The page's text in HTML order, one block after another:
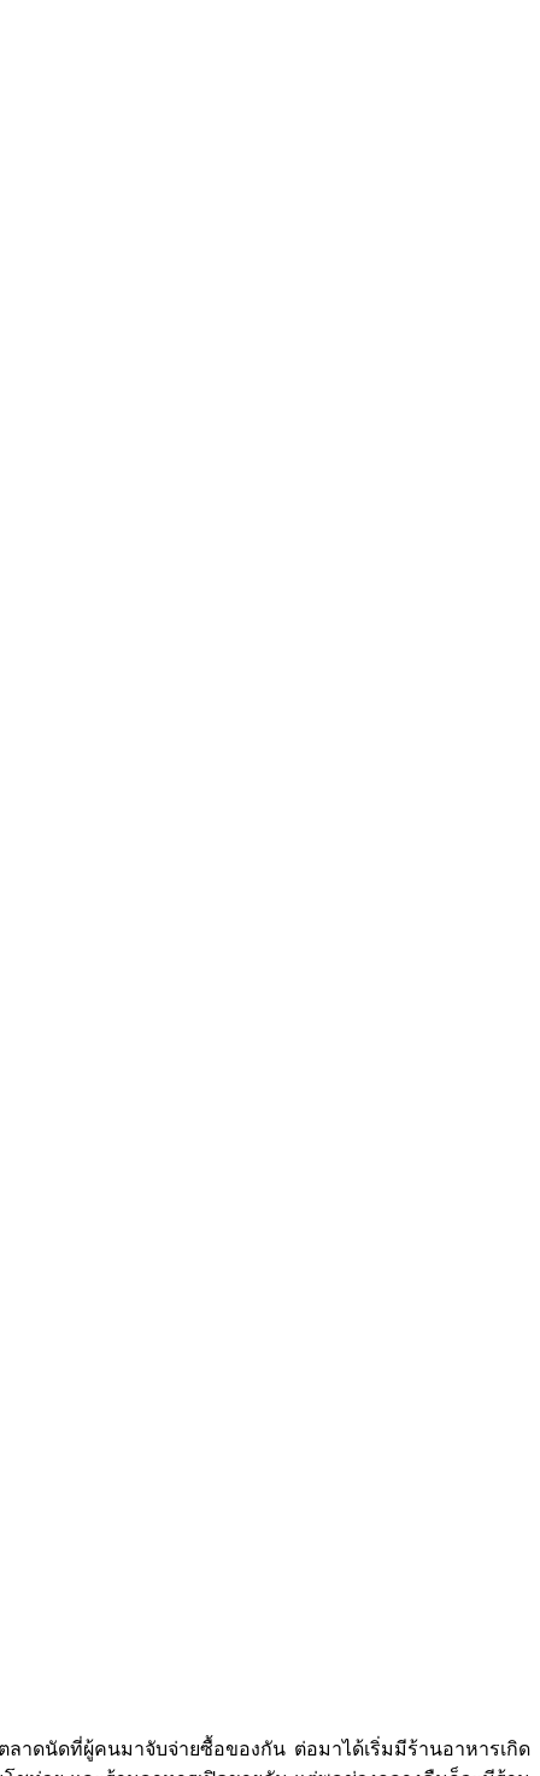
าดนัดที่ผู้คนมาจับจ่ายซื้อของกัน ต่อมาได้เริ่มมีร้านอาหารเกิด